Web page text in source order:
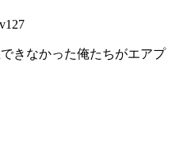
きなかった俺たちがエアプ